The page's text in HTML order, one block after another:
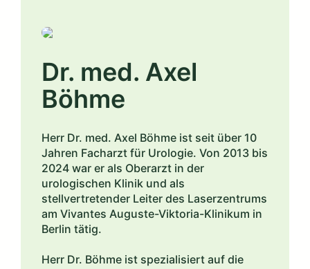
Dr. med. Axel
Böhme
Herr Dr. med. Axel Böhme ist seit über 10
Jahren Facharzt für Urologie. Von 2013 bis
2024 war er als Oberarzt in der
urologischen Klinik und als
stellvertretender Leiter des Laserzentrums
am Vivantes Auguste-Viktoria-Klinikum in
Berlin tätig.
Herr Dr. Böhme ist spezialisiert auf die